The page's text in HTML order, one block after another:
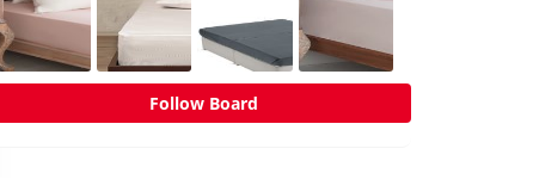
Follow Board